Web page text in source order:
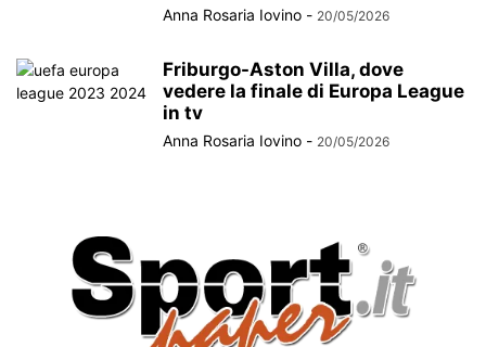
Anna Rosaria Iovino - 20/05/2026
Friburgo-Aston Villa, dove
vedere la finale di Europa League
in tv
Anna Rosaria Iovino - 20/05/2026